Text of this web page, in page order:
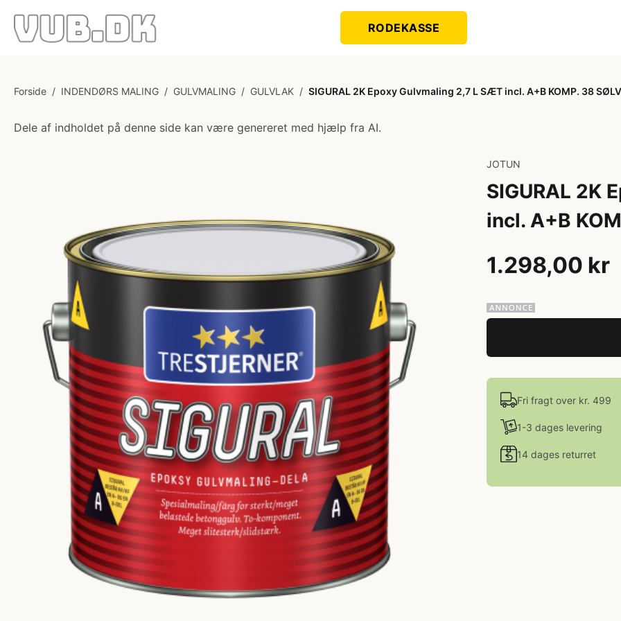
RODEKASSE
Forside / INDENDØRS MALING / GULVMALING / GULVLAK / SIGURAL 2K Epoxy Gulvmaling 2,7 L SÆT incl. A+B KOMP. 38
Dele af indholdet på denne side kan være genereret med hjælp fra AI.
JOTUN
SIGURAL 2K
incl. A+B
1.298,00 kr
Fri fragt over kr. 499
1-3 dages levering
14 dages returret